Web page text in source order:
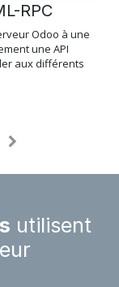
RPC
Odoo à une
une API
aux différents
utilisent